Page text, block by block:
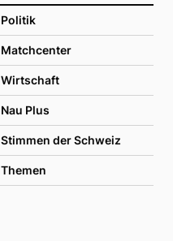
Politik
Matchcenter
Wirtschaft
Nau Plus
Stimmen der Schweiz
Themen